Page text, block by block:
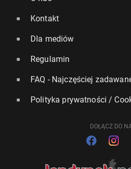
Kontakt
Dla mediów
Regulamin
FAQ - Najczęściej
Polityka prywatności /
DOŁĄCZ DO